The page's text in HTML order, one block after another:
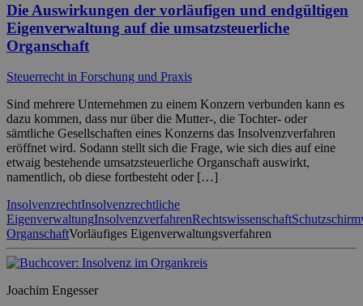
Die Auswirkungen der vorläufigen und endgültigen
Eigenverwaltung auf die umsatzsteuerliche
Organschaft
Steuerrecht in Forschung und Praxis
Sind mehrere Unternehmen zu einem Konzern verbunden kann es
dazu kommen, dass nur über die Mutter-, die Tochter- oder
sämtliche Gesellschaften eines Konzerns das Insolvenzverfahren
eröffnet wird. Sodann stellt sich die Frage, wie sich dies auf eine
etwaig bestehende umsatzsteuerliche Organschaft auswirkt,
namentlich, ob diese fortbesteht oder […]
InsolvenzrechtInsolvenzrechtliche
EigenverwaltungInsolvenzverfahrenRechtswissenschaft
OrganschaftVorläufiges Eigenverwaltungsverfahren
Joachim Engesser